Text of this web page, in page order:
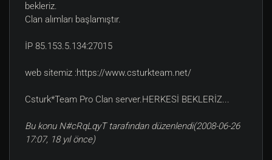
bekleriz.
Clan alımları başlamıştır.
İP 85.153.5.134:27015
web sitemiz :https://www.csturkteam.net/
Csturk*Team Pro Clan server.HERKESİ BEKLERİZ...
Bu konu N#cRqLqyT tarafından düzenlendi(2008-06-26
17:07, 18 yıl önce)